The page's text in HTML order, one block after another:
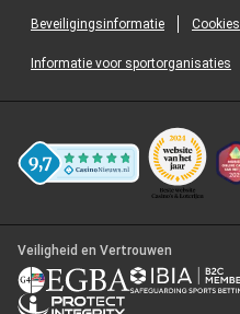
Beveiligingsinformatie Cookies
Informatie voor sportorganisaties
Veiligheid en Vertrouwen